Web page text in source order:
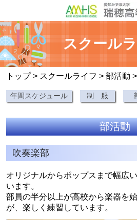
スクール
トップ> スクールライフ > 部活動
年間スケジュール 制 服
部活動
吹奏楽部
オリジナルからポップスまで幅広
います。
部員の半分以上が高校から楽器を
が、楽しく練習しています。